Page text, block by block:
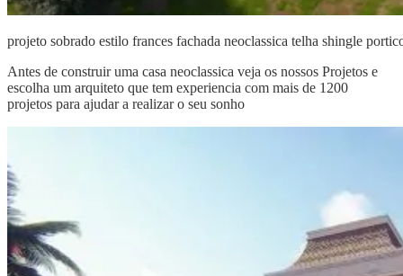
projeto sobrado estilo frances fachada neoclassica telha shingle
Antes de construir uma casa neoclassica veja os nossos Projetos e
escolha um arquiteto que tem experiencia com mais de 1200
projetos para ajudar a realizar o seu sonho